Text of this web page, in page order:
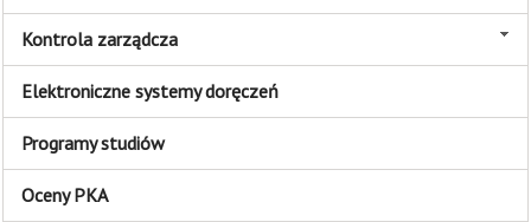
Kontrola zarządcza
Elektroniczne systemy doręczeń
Programy studiów
Oceny PKA